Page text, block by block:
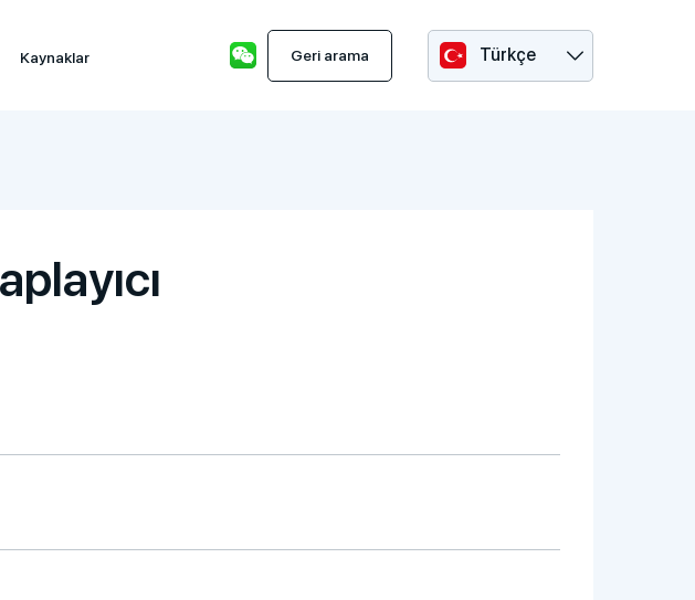
Kaynaklar Geri arama Türkçe